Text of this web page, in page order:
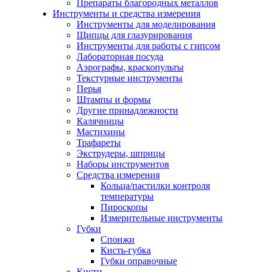
Препараты благородных металлов
Инструменты и средства измерения
Инструменты для моделирования
Щипцы для глазурирования
Инструменты для работы с гипсом
Лабораторная посуда
Аэрографы, краскопульты
Текстурные инструменты
Перья
Штампы и формы
Другие принадлежности
Калячницы
Мастихины
Трафареты
Экструдеры, шприцы
Наборы инструментов
Средства измерения
Кольца/пастилки контроля
температуры
Пироскопы
Измерительные инструменты
Губки
Спонжи
Кисть-губка
Губки оправочные